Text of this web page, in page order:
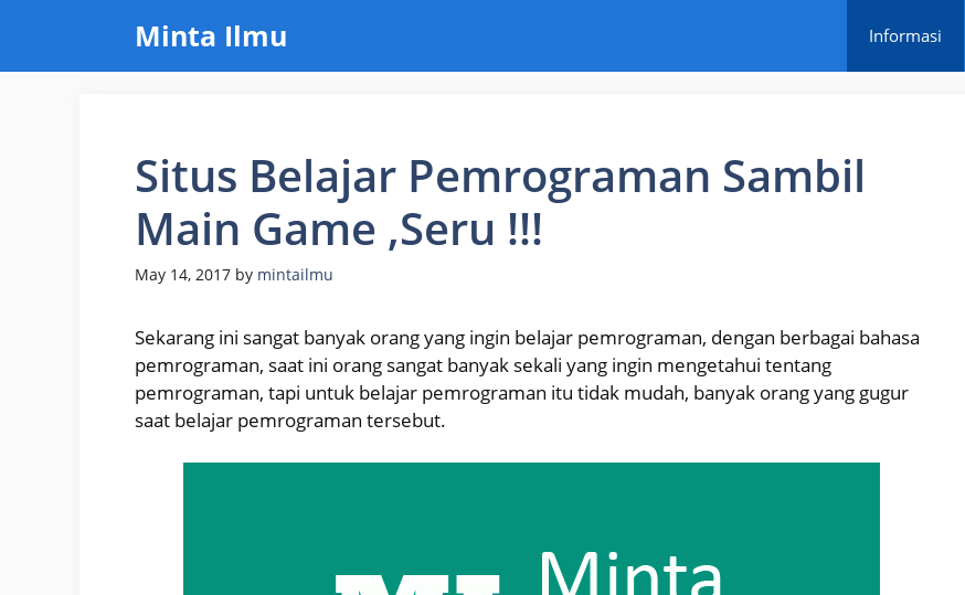
content
Minta Ilmu Informasi
Situs Belajar Pemrograman Sambil
Main Game ,Seru !!!
May 14, 2017 by mintailmu
Sekarang ini sangat banyak orang yang ingin belajar pemrograman, dengan berbagai bahasa
pemrograman, saat ini orang sangat banyak sekali yang ingin mengetahui tentang
pemrograman, tapi untuk belajar pemrograman itu tidak mudah, banyak orang yang gugur
saat belajar pemrograman tersebut.